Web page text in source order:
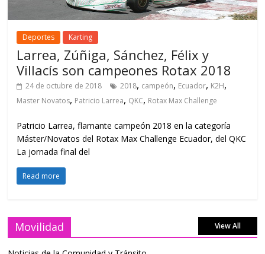
Deportes Karting
Larrea, Zúñiga, Sánchez, Félix y
Villacís son campeones Rotax 2018
24 de octubre de 2018 2018, campeón, Ecuador, K2H,
Master Novatos, Patricio Larrea, QKC, Rotax Max Challenge
Patricio Larrea, flamante campeón 2018 en la categoría
Máster/Novatos del Rotax Max Challenge Ecuador, del QKC
La jornada final del
Read more
Movilidad View All